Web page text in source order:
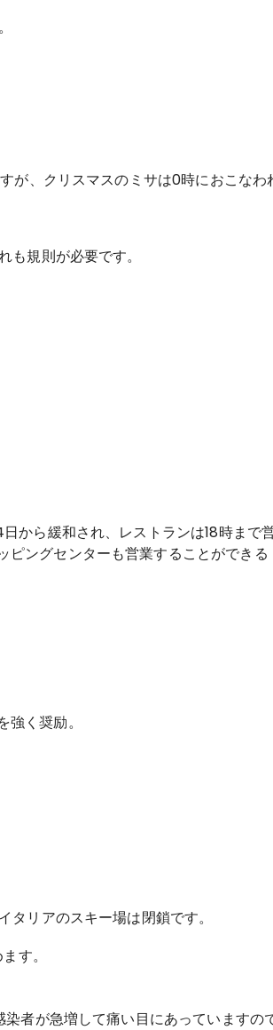
、クリスマスのミサは0時におこなわ
規則が必要です。
から緩和され、レストランは18時まで
ピングセンターも営業することができる
く奨励。
リアのスキー場は閉鎖です。
す。
者が急増して痛い目にあっていますの